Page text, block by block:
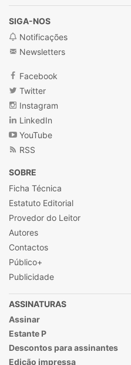
SIGA-NOS
Notificações
Newsletters
Facebook
Twitter
Instagram
LinkedIn
YouTube
RSS
SOBRE
Ficha Técnica
Estatuto Editorial
Provedor do Leitor
Autores
Contactos
Público+
Publicidade
ASSINATURAS
Assinar
Estante P
Descontos para assinantes
Edição impressa